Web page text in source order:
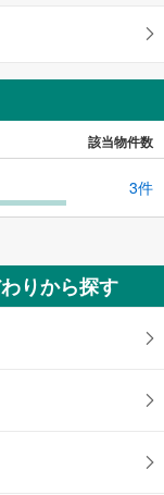
該当物件数
3件
りから探す